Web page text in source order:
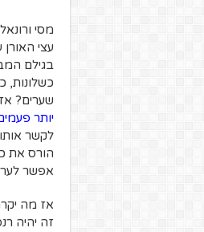
מסי
עצי
בגילם
שערים?
יותר
לקשר
הורס את
אפשר
אז מה
זה יהיה